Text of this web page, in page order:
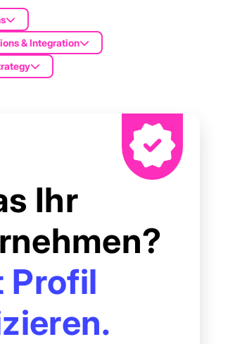
& Integration
Ihr
Profil